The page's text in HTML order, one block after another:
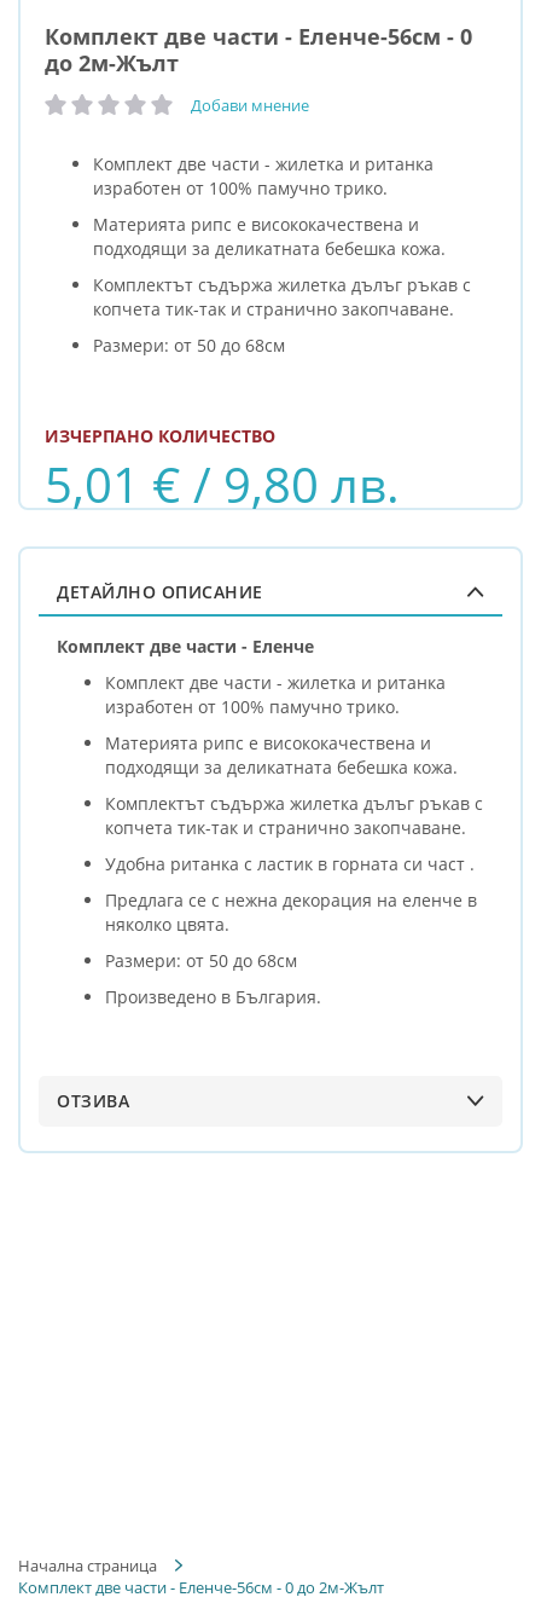
Начална страница
Комплект две части - Еленче-56см - 0 до 2м-Жълт
Комплект две части - Еленче-56см - 0
до 2м-Жълт
рейтинг: Добави мнение
Комплект две части - жилетка и ританка
изработен от 100% памучно трико.
Материята рипс е висококачествена и
подходящи за деликатната бебешка кожа.
Комплектът съдържа жилетка дълъг ръкав с
копчета тик-так и странично закопчаване.
Размери: от 50 до 68см
5,01 € / 9,80 лв.
ИЗЧЕРПАНО КОЛИЧЕСТВО
ДЕТАЙЛНО ОПИСАНИЕ
Комплект две части - Еленче
Комплект две части - жилетка и ританка
изработен от 100% памучно трико.
Материята рипс е висококачествена и
подходящи за деликатната бебешка кожа.
Комплектът съдържа жилетка дълъг ръкав с
копчета тик-так и странично закопчаване.
Удобна ританка с ластик в горната си част .
Предлага се с нежна декорация на еленче в
няколко цвята.
Размери: от 50 до 68см
Произведено в България.
ОТЗИВА